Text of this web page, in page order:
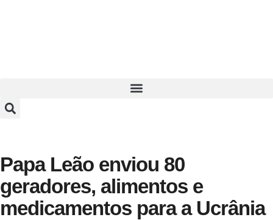
Papa Leão enviou 80
geradores, alimentos e
medicamentos para a Ucrânia